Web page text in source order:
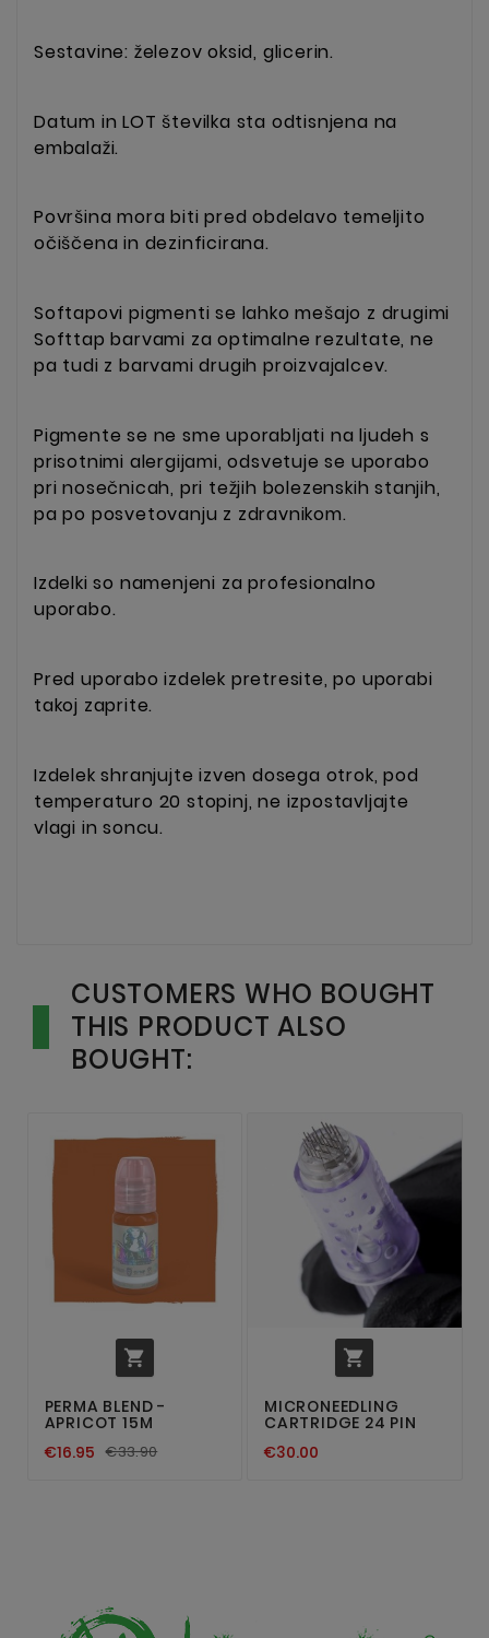
Sestavine: železov oksid, glicerin.
Datum in LOT številka sta odtisnjena na
embalaži.
Površina mora biti pred obdelavo temeljito
očiščena in dezinficirana.
Softapovi pigmenti se lahko mešajo z drugimi
Softtap barvami za optimalne rezultate, ne
pa tudi z barvami drugih proizvajalcev.
Pigmente se ne sme uporabljati na ljudeh s
prisotnimi alergijami, odsvetuje se uporabo
pri nosečnicah, pri težjih bolezenskih stanjih,
pa po posvetovanju z zdravnikom.
Izdelki so namenjeni za profesionalno
uporabo.
Pred uporabo izdelek pretresite, po uporabi
takoj zaprite.
Izdelek shranjujte izven dosega otrok, pod
temperaturo 20 stopinj, ne izpostavljajte
vlagi in soncu.
CUSTOMERS WHO BOUGHT
THIS PRODUCT ALSO
BOUGHT:

PERMA BLEND -
APRICOT 15M
€16.95 €33.90

MICRONEEDLING
CARTRIDGE 24 PIN
€30.00